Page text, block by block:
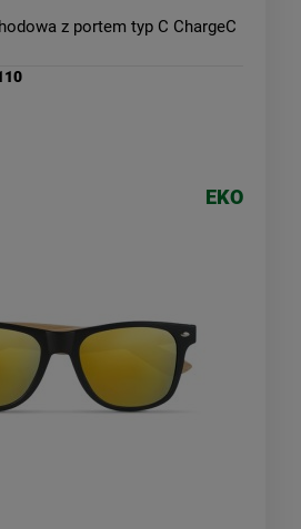
z portem typ C ChargeC
EKO